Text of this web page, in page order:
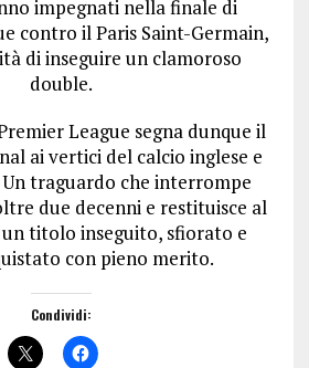
impegnati nella finale di
contro il Paris Saint-Germain,
di inseguire un clamoroso
double.
League segna dunque il
ai vertici del calcio inglese e
traguardo che interrompe
due decenni e restituisce al
titolo inseguito, sfiorato e
con pieno merito.
Condividi: